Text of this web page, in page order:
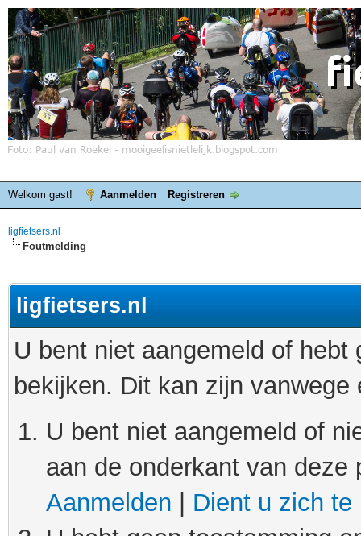
Welkom gast! Aanmelden Registreren
ligfietsers.nl
Foutmelding
ligfietsers.nl
U bent niet aangemeld of
bekijken. Dit kan zijn
U bent niet aangemeld of
aan de onderkant van
Aanmelden
Dient u zich te